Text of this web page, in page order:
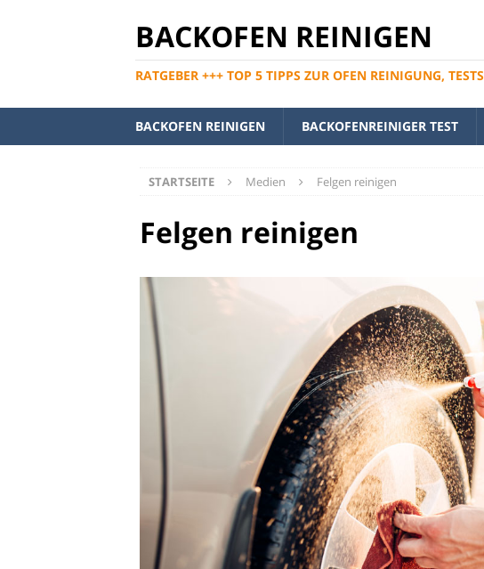
BACKOFEN REINIGEN
RATGEBER +++ TOP 5 TIPPS ZUR OFEN REINIGUNG, TESTS
BACKOFEN REINIGEN BACKOFENREINIGER TEST
STARTSEITE Medien Felgen reinigen
Felgen reinigen